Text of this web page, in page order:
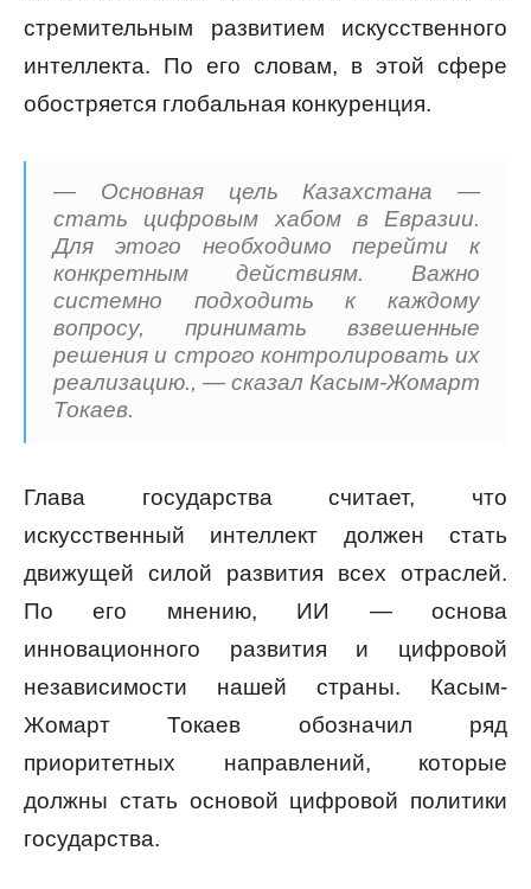
стремительным развитием искусственного
интеллекта. По его словам, в этой сфере
обостряется глобальная конкуренция.
— Основная цель Казахстана —
стать цифровым хабом в Евразии.
Для этого необходимо перейти к
конкретным действиям. Важно
системно подходить к каждому
вопросу, принимать взвешенные
решения и строго контролировать их
реализацию., — сказал Касым-Жомарт
Токаев.
Глава государства считает, что
искусственный интеллект должен стать
движущей силой развития всех отраслей.
По его мнению, ИИ — основа
инновационного развития и цифровой
независимости нашей страны. Касым-
Жомарт Токаев обозначил ряд
приоритетных направлений, которые
должны стать основой цифровой политики
государства.